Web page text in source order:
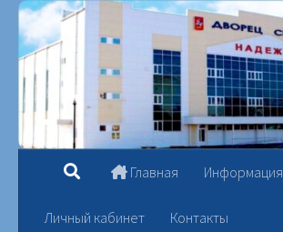
Перейти к содержимому
Главная Информация
Личный кабинет Контакты